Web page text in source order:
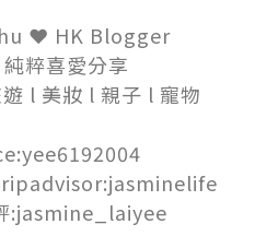
❤ HK Blogger
粹喜愛分享
l 美妝 l 親子 l 寵物
:jasmine_laiyee